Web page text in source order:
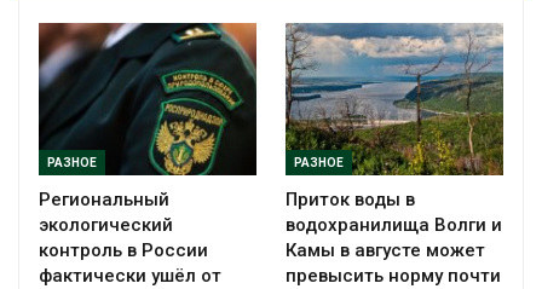
РАЗНОЕ
Региональный
экологический
контроль в России
фактически ушёл от
РАЗНОЕ
Приток воды в
водохранилища Волги и
Камы в августе может
превысить норму почти